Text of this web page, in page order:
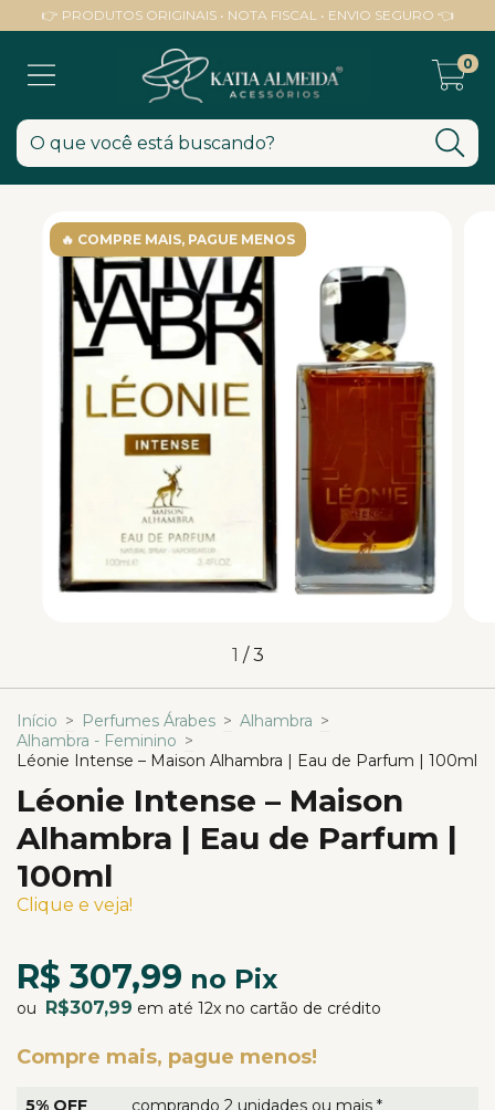
👉 PRODUTOS ORIGINAIS • NOTA FISCAL • ENVIO SEGURO 👈
0
🔥 COMPRE MAIS, PAGUE MENOS
1 /3
Início > Perfumes Árabes > Alhambra >
Alhambra - Feminino >
Léonie Intense – Maison Alhambra | Eau de Parfum | 100ml
Léonie Intense – Maison
Alhambra | Eau de Parfum |
100ml
Clique e veja!
R$ 307,99 no Pix
ou R$307,99 em até 12x no cartão de crédito
Compre mais, pague menos!
5% OFF
comprando 2 unidades ou mais *